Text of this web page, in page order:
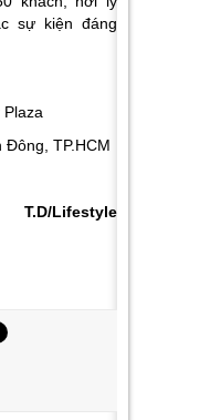
sự kiện đáng
Plaza
Đông, TP.HCM
T.D/Lifestyle